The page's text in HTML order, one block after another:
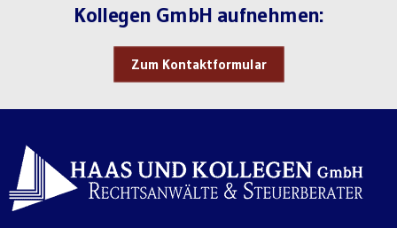
Kollegen GmbH aufnehmen:
Zum Kontaktformular